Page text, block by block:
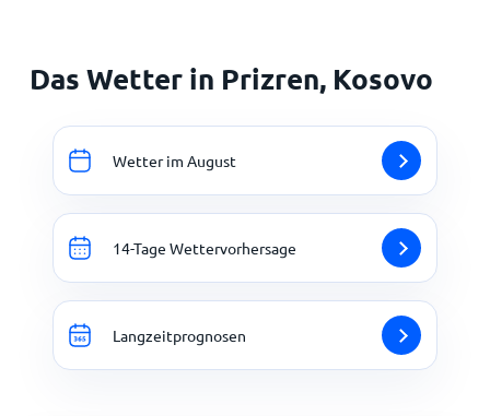
Das Wetter in Prizren, Kosovo
Wetter im August
14-Tage Wettervorhersage
Langzeitprognosen